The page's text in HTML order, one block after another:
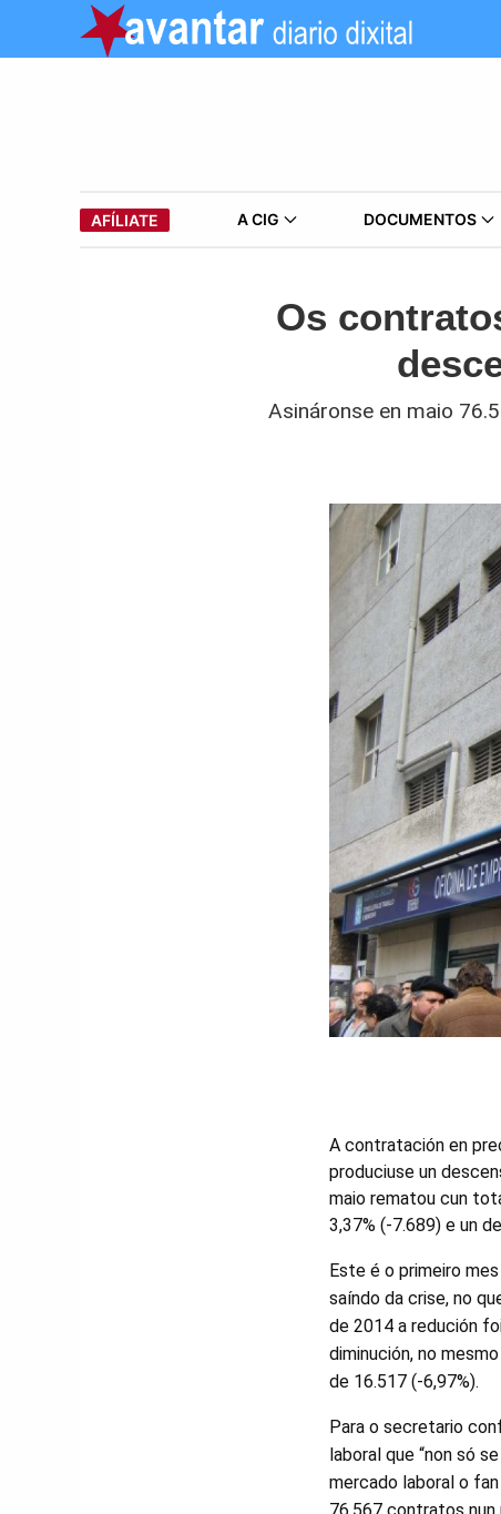
AFÍLIATE A CIG DOCUMENTOS
Os
Asináronse en maio
A contratación en
produciuse un
maio rematou cun
3,37% (-7.689) e un
Este é o primeiro
saíndo da crise, no
de 2014 a redución
diminución, no
de 16.517 (-6,97%).
Para o secretario
laboral que “non só
mercado laboral o